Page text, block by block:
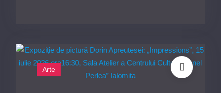
joi,
16
iulie
Moldovenească
(1946-
1947)
Arte